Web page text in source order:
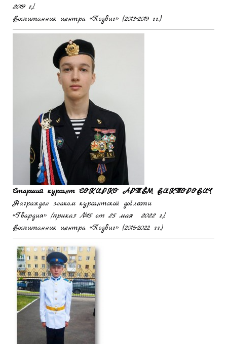
2019 г.).
Воспитанник центра «Подвиг» (2013-2019 гг.)
Старший курсант СОКИРКО АРТЁМ ВИКТОРОВИЧ
Награжден знаком курсантской доблести
«Гвардия» (приказ №15 от 25 мая 2022 г.).
Воспитанник центра «Подвиг» (2016-2022 гг.)